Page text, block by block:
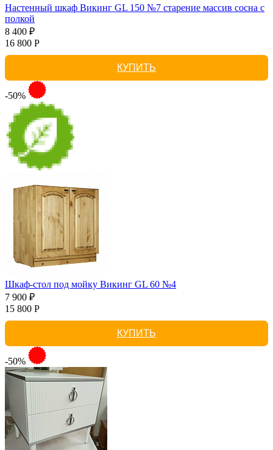
Настенный шкаф Викинг GL 150 №7 старение массив сосна с
полкой
8 400 ₽
16 800 Р
КУПИТЬ
-50%
Шкаф-стол под мойку Викинг GL 60 №4
7 900 ₽
15 800 Р
КУПИТЬ
-50%